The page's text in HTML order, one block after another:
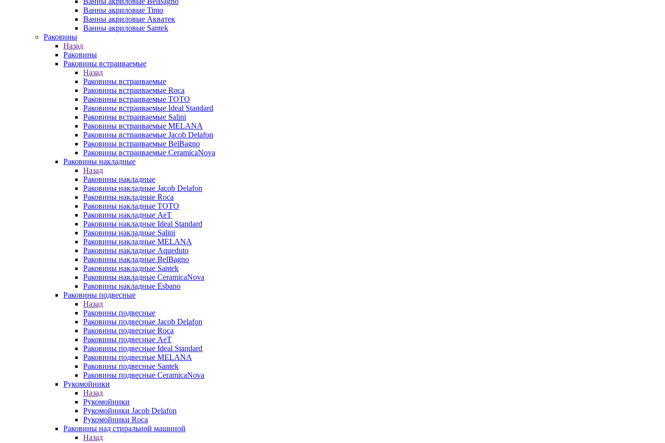
Ванны акриловые Timo
Ванны акриловые Акватек
Ванны акриловые Santek
Раковины
Назад
Раковины
Раковины встраиваемые
Назад
Раковины встраиваемые
Раковины встраиваемые Roca
Раковины встраиваемые TOTO
Раковины встраиваемые Ideal Standard
Раковины встраиваемые Salini
Раковины встраиваемые MELANA
Раковины встраиваемые Jacob Delafon
Раковины встраиваемые BelBagno
Раковины встраиваемые CeramicaNova
Раковины накладные
Назад
Раковины накладные
Раковины накладные Jacob Delafon
Раковины накладные Roca
Раковины накладные TOTO
Раковины накладные AeT
Раковины накладные Ideal Standard
Раковины накладные Salini
Раковины накладные MELANA
Раковины накладные Aqueduto
Раковины накладные BelBagno
Раковины накладные Santek
Раковины накладные CeramicaNova
Раковины накладные Esbano
Раковины подвесные
Назад
Раковины подвесные
Раковины подвесные Jacob Delafon
Раковины подвесные Roca
Раковины подвесные AeT
Раковины подвесные Ideal Standard
Раковины подвесные MELANA
Раковины подвесные Santek
Раковины подвесные CeramicaNova
Рукомойники
Назад
Рукомойники
Рукомойники Jacob Delafon
Рукомойники Roca
Раковины над стиральной машиной
Назад